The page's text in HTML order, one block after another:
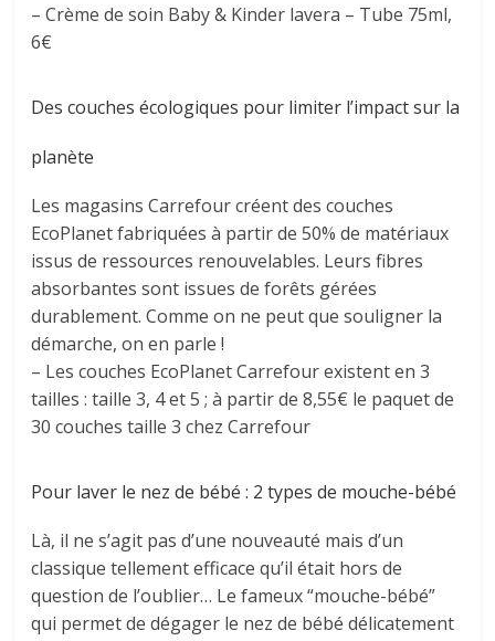
– Crème de soin Baby & Kinder lavera – Tube 75ml,
6€
Des couches écologiques pour limiter l’impact sur la
planète
Les magasins Carrefour créent des couches
EcoPlanet fabriquées à partir de 50% de matériaux
issus de ressources renouvelables. Leurs fibres
absorbantes sont issues de forêts gérées
durablement. Comme on ne peut que souligner la
démarche, on en parle !
– Les couches EcoPlanet Carrefour existent en 3
tailles : taille 3, 4 et 5 ; à partir de 8,55€ le paquet de
30 couches taille 3 chez Carrefour
Pour laver le nez de bébé : 2 types de mouche-bébé
Là, il ne s’agit pas d’une nouveauté mais d’un
classique tellement efficace qu’il était hors de
question de l’oublier… Le fameux “mouche-bébé”
qui permet de dégager le nez de bébé délicatement